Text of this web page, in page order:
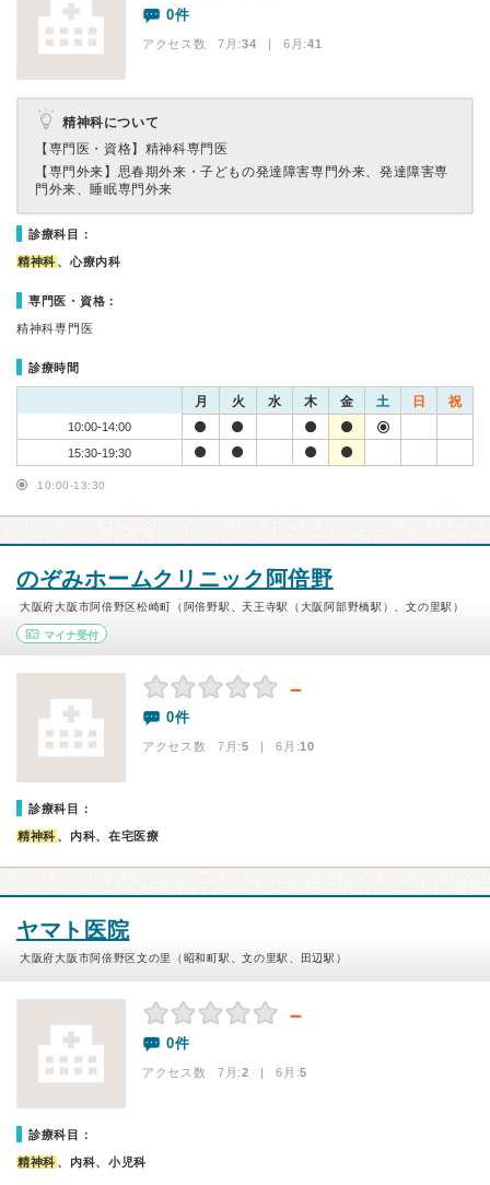
0件
アクセス数 7月:34 | 6月:41
精神科について
【専門医・資格】 精神科専門医
【専門外来】 思春期外来・子どもの発達障害専門外来、発達障害専
門外来、睡眠専門外来
診療科目：
精神科 、心療内科
専門医・資格：
精神科専門医
診療時間
月 火 水 木 金 土 日 祝
10:00-14:00
15:30-19:30
10:00-13:30
のぞみホームクリニック阿倍野
大阪府大阪市阿倍野区松崎町（阿倍野駅、天王寺駅（大阪阿部野橋駅）、文の里駅）
マイナ受付
－
0件
アクセス数 7月:5 | 6月:10
診療科目：
精神科 、内科、在宅医療
ヤマト医院
大阪府大阪市阿倍野区文の里（昭和町駅、文の里駅、田辺駅）
－
0件
アクセス数 7月:2 | 6月:5
診療科目：
精神科 、内科、小児科